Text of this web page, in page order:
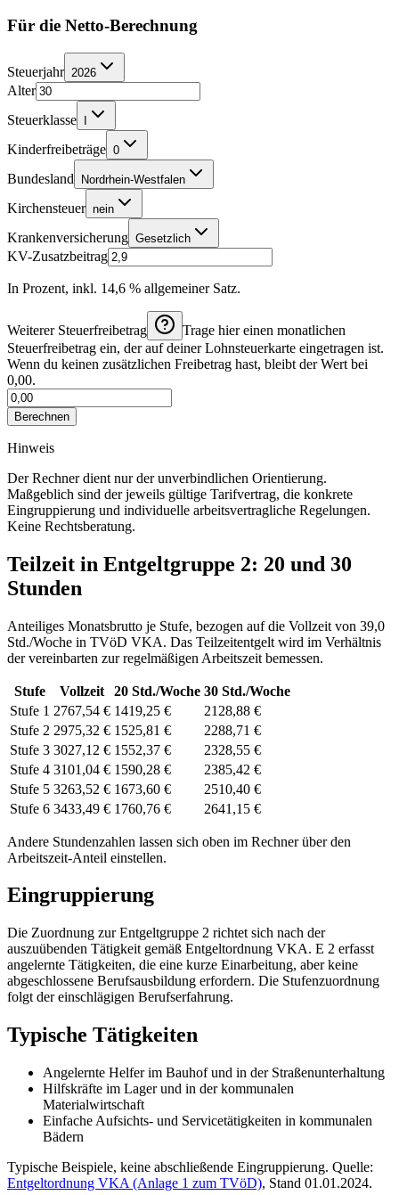
Für die Netto-Berechnung
Steuerjahr 2026
Alter
Steuerklasse
Kinderfreibeträge 0
Bundesland Nordrhein-Westfalen
Kirchensteuer nein
Krankenversicherung Gesetzlich
KV-Zusatzbeitrag
In Prozent, inkl. 14,6 % allgemeiner Satz.
Weiterer Steuerfreibetrag
Trage hier einen monatlichen
Steuerfreibetrag ein, der auf deiner Lohnsteuerkarte eingetragen ist.
Wenn du keinen zusätzlichen Freibetrag hast, bleibt der Wert bei
0,00.
Berechnen
Hinweis
Der Rechner dient nur der unverbindlichen Orientierung.
Maßgeblich sind der jeweils gültige Tarifvertrag, die konkrete
Eingruppierung und individuelle arbeitsvertragliche Regelungen.
Keine Rechtsberatung.
Teilzeit in Entgeltgruppe 2: 20 und 30
Stunden
Anteiliges Monatsbrutto je Stufe, bezogen auf die Vollzeit von 39,0
Std./Woche in TVöD VKA. Das Teilzeitentgelt wird im Verhältnis
der vereinbarten zur regelmäßigen Arbeitszeit bemessen.
Stufe Vollzeit 20 Std./Woche 30 Std./Woche
Stufe 1 2767,54 € 1419,25 €
2128,88 €
Stufe 2 2975,32 € 1525,81 €
2288,71 €
Stufe 3 3027,12 € 1552,37 €
2328,55 €
Stufe 4 3101,04 € 1590,28 €
2385,42 €
Stufe 5 3263,52 € 1673,60 €
2510,40 €
Stufe 6 3433,49 € 1760,76 € 2641,15 €
Andere Stundenzahlen lassen sich oben im Rechner über den
Arbeitszeit-Anteil einstellen.
Eingruppierung
Die Zuordnung zur Entgeltgruppe 2 richtet sich nach der
auszuübenden Tätigkeit gemäß Entgeltordnung VKA. E 2 erfasst
angelernte Tätigkeiten, die eine kurze Einarbeitung, aber keine
abgeschlossene Berufsausbildung erfordern. Die Stufenzuordnung
folgt der einschlägigen Berufserfahrung.
Typische Tätigkeiten
Angelernte Helfer im Bauhof und in der Straßenunterhaltung
Hilfskräfte im Lager und in der kommunalen
Materialwirtschaft
Einfache Aufsichts- und Servicetätigkeiten in kommunalen
Bädern
Typische Beispiele, keine abschließende Eingruppierung. Quelle:
Entgeltordnung VKA (Anlage 1 zum TVöD), Stand 01.01.2024.